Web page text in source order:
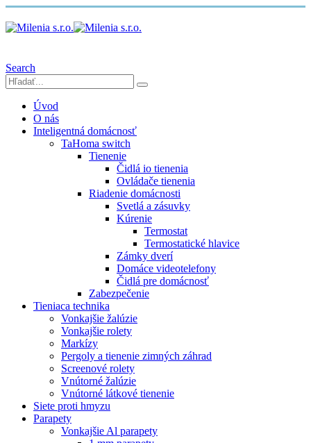
Search
Úvod
O nás
Inteligentná domácnosť
TaHoma switch
Tienenie
Čidlá io tienenia
Ovládače tienenia
Riadenie domácnosti
Svetlá a zásuvky
Kúrenie
Termostat
Termostatické hlavice
Zámky dverí
Domáce videotelefony
Čidlá pre domácnosť
Zabezpečenie
Tieniaca technika
Vonkajšie žalúzie
Vonkajšie rolety
Markízy
Pergoly a tienenie zimných záhrad
Screenové rolety
Vnútorné žalúzie
Vnútorné látkové tienenie
Siete proti hmyzu
Parapety
Vonkajšie Al parapety